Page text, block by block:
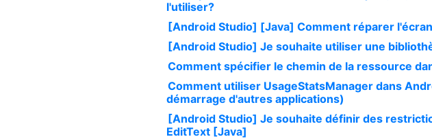
l'utiliser?
[Android Studio] [Java] Comment réparer
[Android Studio] Je souhaite utiliser une
Comment spécifier le chemin de la ressource
Comment utiliser UsageStatsManager dans
démarrage d'autres applications)
[Android Studio] Je souhaite définir des
EditText [Java]